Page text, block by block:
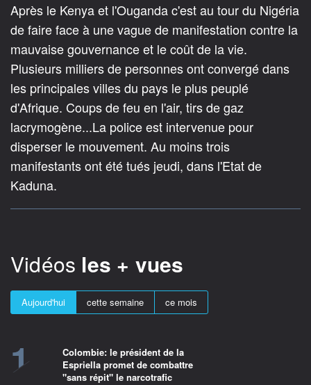
Après le Kenya et l'Ouganda c'est au tour du Nigéria
de faire face à une vague de manifestation contre la
mauvaise gouvernance et le coût de la vie.
Plusieurs milliers de personnes ont convergé dans
les principales villes du pays le plus peuplé
d'Afrique. Coups de feu en l'air, tirs de gaz
lacrymogène...La police est intervenue pour
disperser le mouvement. Au moins trois
manifestants ont été tués jeudi, dans l'Etat de
Kaduna.
Vidéos les + vues
Aujourd'hui cette semaine ce mois
1
Colombie: le président de la
Espriella promet de combattre
"sans répit" le narcotrafic